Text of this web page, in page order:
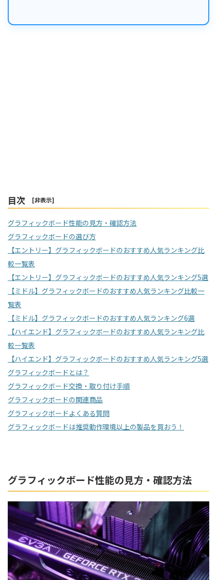
目次 [非表示]
グラフィックボード性能の見方・確認方法
グラフィックボードの選び方
【エントリー】グラフィックボードのおすすめ人気ランキング比
較一覧表
【エントリー】グラフィックボードのおすすめ人気ランキング5選
【ミドル】グラフィックボードのおすすめ人気ランキング比較一
覧表
【ミドル】グラフィックボードのおすすめ人気ランキング6選
【ハイエンド】グラフィックボードのおすすめ人気ランキング比
較一覧表
【ハイエンド】グラフィックボードのおすすめ人気ランキング5選
グラフィックボードとは？
グラフィックボード交換・取り付け手順
グラフィックボードの関連商品
グラフィックボードよくある質問
グラフィックボードは推奨動作環境以上の製品を買おう！
グラフィックボード性能の見方・確認方法